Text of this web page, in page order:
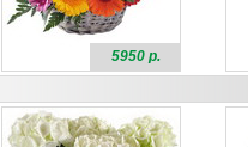
5950 р.